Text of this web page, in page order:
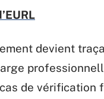
devient
de